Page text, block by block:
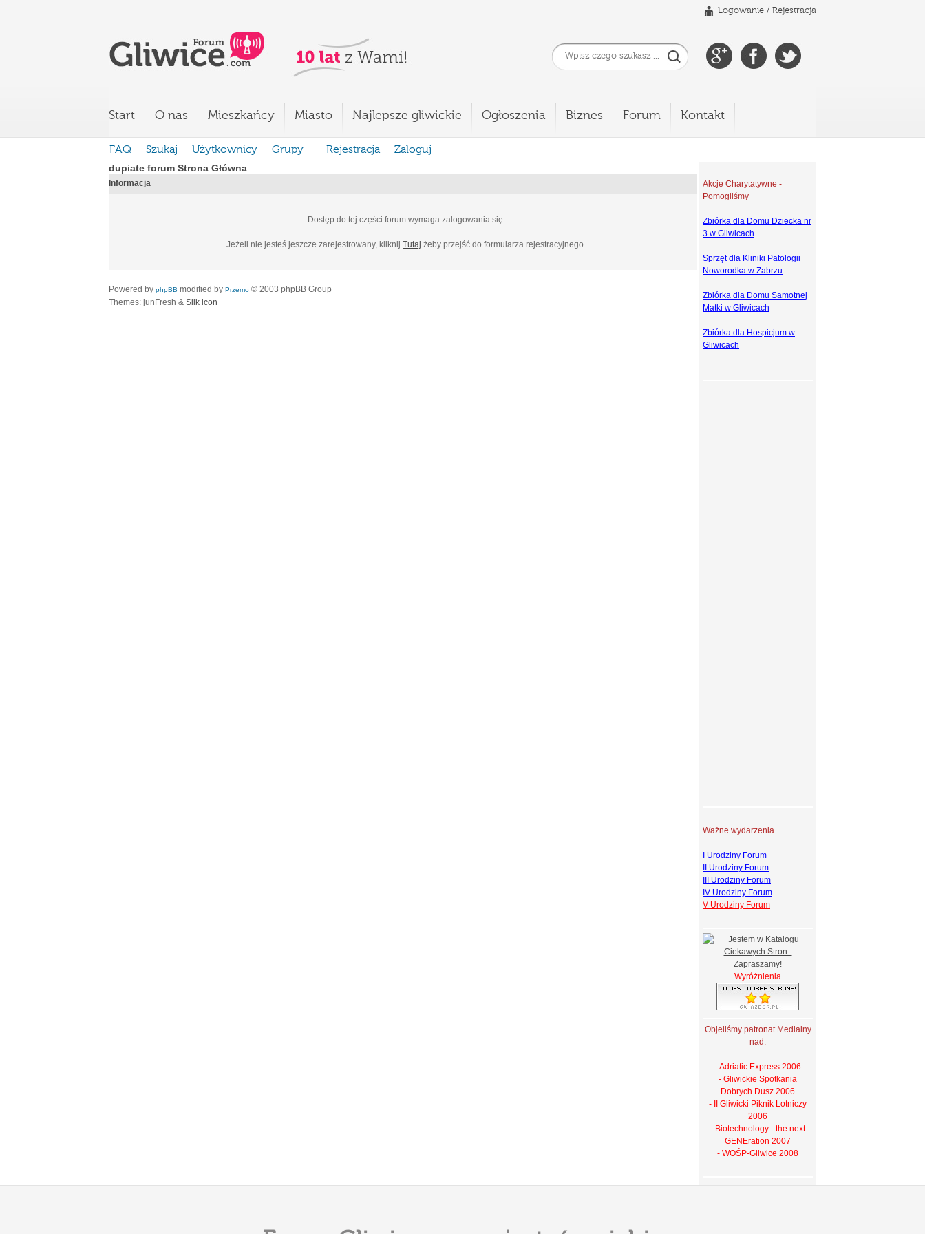
Logowanie / Rejestracja
Start O nas Mieszkańcy Miasto Najlepsze gliwickie Ogłoszenia Biznes Forum Kontakt
FAQ Szukaj Użytkownicy Grupy Rejestracja
Zaloguj
dupiate forum Strona Główna
Informacja
Dostęp do tej części forum wymaga zalogowania się.
Jeżeli nie jesteś jeszcze zarejestrowany, kliknij Tutaj żeby przejść do formularza rejestracyjnego.
Powered by phpBB modified by Przemo © 2003 phpBB Group
Themes: junFresh & Silk icon
Akcje Charytatywne -
Pomogliśmy
Zbiórka dla Domu Dziecka nr
3 w Gliwicach
Sprzęt dla Kliniki Patologii
Noworodka w Zabrzu
Zbiórka dla Domu Samotnej
Matki w Gliwicach
Zbiórka dla Hospicjum w
Gliwicach
Ważne wydarzenia
I Urodziny Forum
II Urodziny Forum
III Urodziny Forum
IV Urodziny Forum
V Urodziny Forum
Wyróżnienia
Objeliśmy patronat Medialny
nad:
- Adriatic Express 2006
- Gliwickie Spotkania
Dobrych Dusz 2006
- II Gliwicki Piknik Lotniczy
2006
- Biotechnology - the next
GENEration 2007
- WOŚP-Gliwice 2008